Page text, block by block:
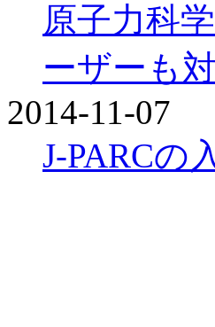
原子力科
ーザーも
2014-11-07
J-PARCの